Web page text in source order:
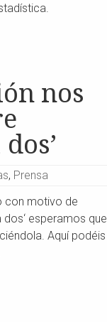
nos
, Prensa
con motivo de
dos‘ esperamos que
Aquí podéis